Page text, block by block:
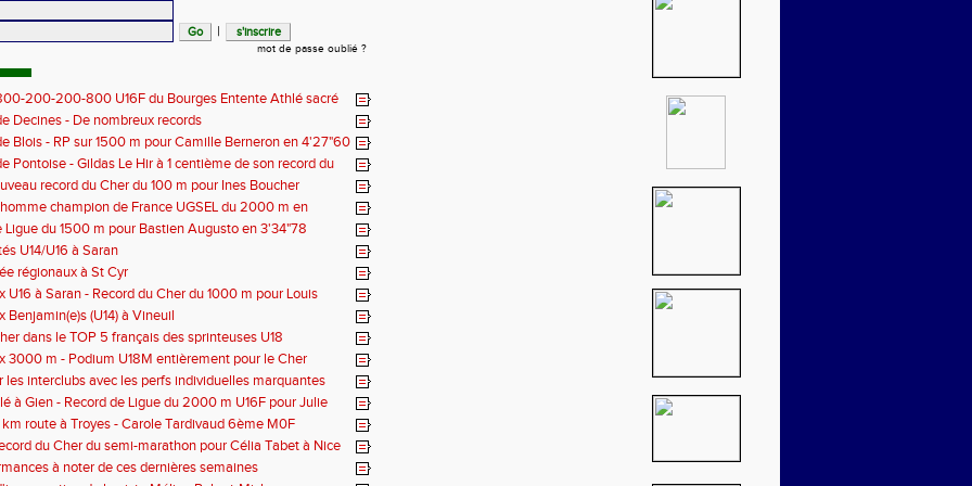
|
mot de passe oublié ?
200-200-800 U16F du Bourges Entente Athlé sacré
France
Decines - De nombreux records
Blois - RP sur 1500 m pour Camille Berneron en 4'27"60
Pontoise - Gildas Le Hir à 1 centième de son record du
m record du Cher du 100 m pour Ines Boucher
champion de France UGSEL du 2000 m en
Ligue du 1500 m pour Bastien Augusto en 3'34"78
U14/U16 à Saran
régionaux à St Cyr
U16 à Saran - Record du Cher du 1000 m pour Louis
- 2'38"80
Benjamin(e)s (U14) à Vineuil
dans le TOP 5 français des sprinteuses U18
3000 m - Podium U18M entièrement pour le Cher
les interclubs avec les perfs individuelles marquantes
à Gien - Record de Ligue du 2000 m U16F pour Julie
km route à Troyes - Carole Tardivaud 6ème M0F
du Cher du semi-marathon pour Célia Tabet à Nice
à noter de ces dernières semaines